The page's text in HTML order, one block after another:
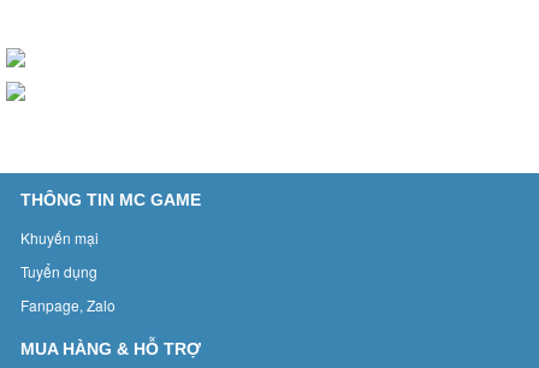
THÔNG TIN MC GAME
Khuyến mại
Tuyển dụng
Fanpage, Zalo
MUA HÀNG & HỖ TRỢ